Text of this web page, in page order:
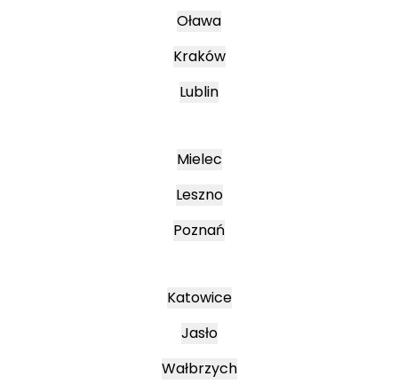
Oława
Kraków
Lublin
Mielec
Leszno
Poznań
Katowice
Jasło
Wałbrzych